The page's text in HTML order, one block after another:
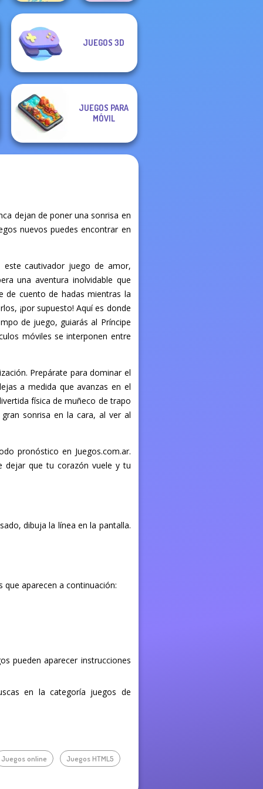
Bike Jump
Boxing Gang
JUEGOS 3D
JUEGOS PARA
MÓVIL
dejan de poner una sonrisa en
nuevos puedes encontrar en
este cautivador juego de amor,
una aventura inolvidable que
de cuento de hadas mientras la
¡por supuesto! Aquí es donde
de juego, guiarás al Príncipe
móviles se interponen entre
Prepárate para dominar el
a medida que avanzas en el
física de muñeco de trapo
sonrisa en la cara, al ver al
pronóstico en Juegos.com.ar.
dejar que tu corazón vuele y tu
dibuja la línea en la pantalla.
que aparecen a continuación:
pueden aparecer instrucciones
en la categoría juegos de
Juegos online Juegos HTML5